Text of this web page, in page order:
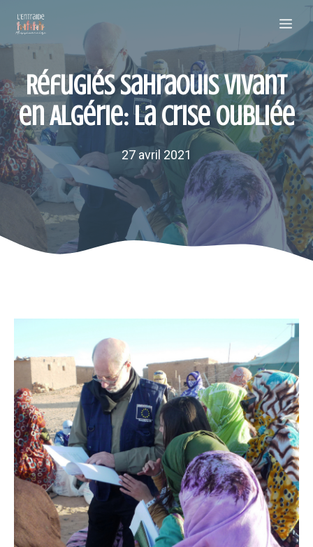
contenu
Réfugiés sahraouis vivant
en Algérie: la crise oubliée
27 avril 2021